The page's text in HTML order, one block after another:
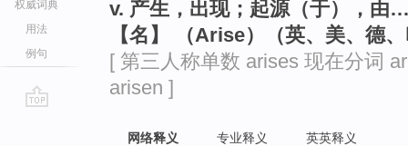
权威词典
用法
例句
v. 产生，出现；起源（于），
【名】 （Arise）（英、美、德
[ 第三人称单数 arises 现在分词
arisen ]
网络释义 专业释义 英英释义